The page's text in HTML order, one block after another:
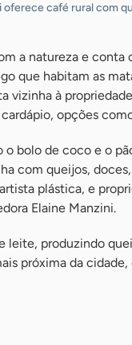
oferece café rural com
a natureza e conta
que habitam as
vizinha à
opções
o bolo de coco e o
com queijos,
plástica, e
Elaine Manzini.
leite, produzindo
próxima da